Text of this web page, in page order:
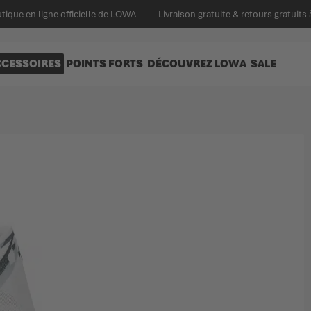
en ligne officielle de LOWA Livraison gratuite & retours gratuits
POINTS FORTS DÉCOUVREZ LOWA SALE